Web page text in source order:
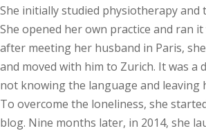
She initially studied physiotherapy and
She opened her own practice and ran
after meeting her husband in Paris,
and moved with him to Zurich. It was a
not knowing the language and leaving
To overcome the loneliness, she
blog. Nine months later, in 2014, she